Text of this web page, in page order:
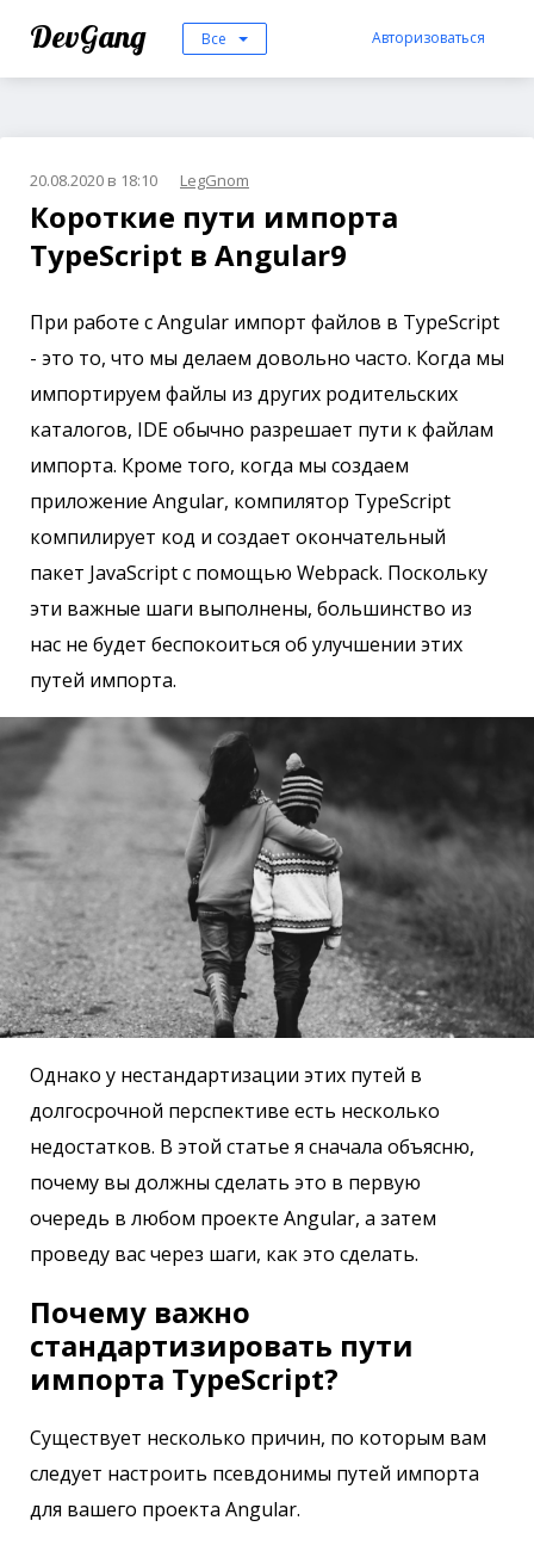
DevGang Все Авторизоваться
20.08.2020 в 18:10 LegGnom
Короткие пути импорта
TypeScript в Angular9
При работе с Angular импорт файлов в TypeScript
- это то, что мы делаем довольно часто. Когда мы
импортируем файлы из других родительских
каталогов, IDE обычно разрешает пути к файлам
импорта. Кроме того, когда мы создаем
приложение Angular, компилятор TypeScript
компилирует код и создает окончательный
пакет JavaScript с помощью Webpack. Поскольку
эти важные шаги выполнены, большинство из
нас не будет беспокоиться об улучшении этих
путей импорта.
Однако у нестандартизации этих путей в
долгосрочной перспективе есть несколько
недостатков. В этой статье я сначала объясню,
почему вы должны сделать это в первую
очередь в любом проекте Angular, а затем
проведу вас через шаги, как это сделать.
Почему важно
стандартизировать пути
импорта TypeScript?
Существует несколько причин, по которым вам
следует настроить псевдонимы путей импорта
для вашего проекта Angular.